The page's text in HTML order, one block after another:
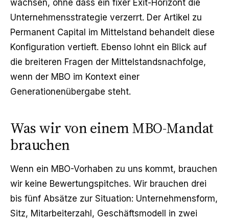
wachsen, ohne dass ein fixer Exit-Horizont die
Unternehmensstrategie verzerrt. Der Artikel zu
Permanent Capital im Mittelstand behandelt diese
Konfiguration vertieft. Ebenso lohnt ein Blick auf
die breiteren Fragen der Mittelstandsnachfolge,
wenn der MBO im Kontext einer
Generationenübergabe steht.
Was wir von einem MBO-Mandat
brauchen
Wenn ein MBO-Vorhaben zu uns kommt, brauchen
wir keine Bewertungspitches. Wir brauchen drei
bis fünf Absätze zur Situation: Unternehmensform,
Sitz, Mitarbeiterzahl, Geschäftsmodell in zwei